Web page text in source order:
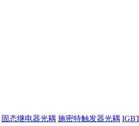
固态继电器光耦 施密特触发器光耦